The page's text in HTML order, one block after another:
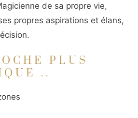
de sa propre vie,
propres aspirations et élans,
PLUS
..